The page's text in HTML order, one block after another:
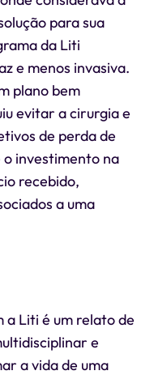
para sua
da Liti
e menos invasiva.
plano bem
evitar a cirurgia e
de perda de
o investimento na
recebido,
a uma
a Liti é um relato de
e
a vida de uma